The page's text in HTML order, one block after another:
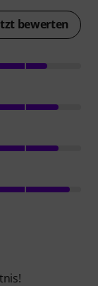
bewerten